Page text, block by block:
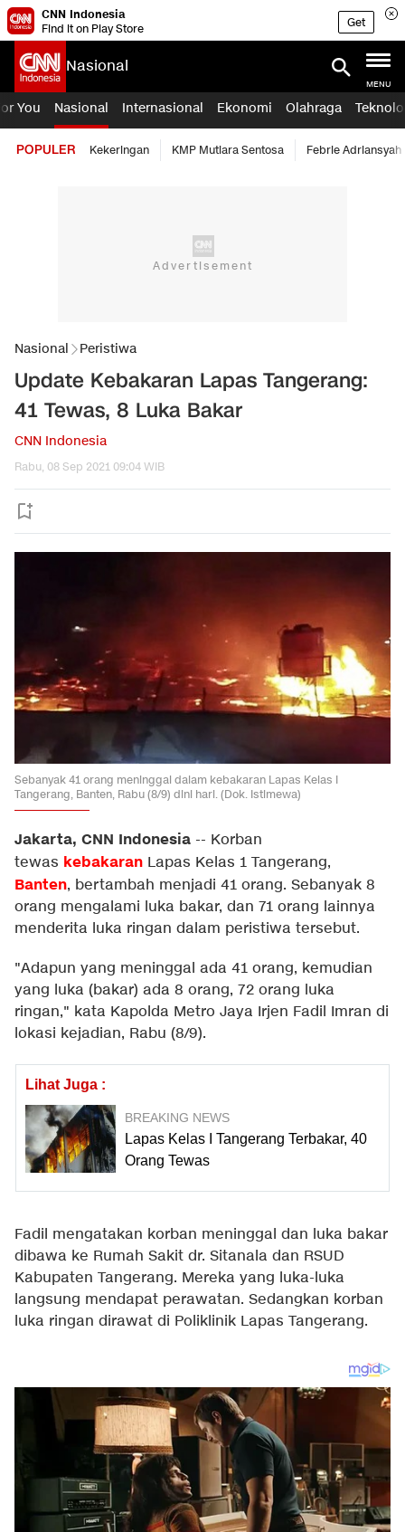
CNN Indonesia
Find it on Play Store
Get
Nasional
MENU
You Nasional Internasional Ekonomi Olahraga
POPULER Kekeringan KMP Mutiara Sentosa Febrie Adriansyah
Nasional Peristiwa
Update Kebakaran Lapas Tangerang:
41 Tewas, 8 Luka Bakar
CNN Indonesia
Rabu, 08 Sep 2021 09:04 WIB
Sebanyak 41 orang meninggal dalam kebakaran Lapas Kelas I
Tangerang, Banten, Rabu (8/9) dini hari. (Dok. Istimewa)
Jakarta, CNN Indonesia -- Korban
tewas kebakaran Lapas Kelas 1 Tangerang,
Banten, bertambah menjadi 41 orang. Sebanyak 8
orang mengalami luka bakar, dan 71 orang lainnya
menderita luka ringan dalam peristiwa tersebut.
"Adapun yang meninggal ada 41 orang, kemudian
yang luka (bakar) ada 8 orang, 72 orang luka
ringan," kata Kapolda Metro Jaya Irjen Fadil Imran di
lokasi kejadian, Rabu (8/9).
Lihat Juga :
BREAKING NEWS
Lapas Kelas I Tangerang Terbakar, 40
Orang Tewas
Fadil mengatakan korban meninggal dan luka bakar
dibawa ke Rumah Sakit dr. Sitanala dan RSUD
Kabupaten Tangerang. Mereka yang luka-luka
langsung mendapat perawatan. Sedangkan korban
luka ringan dirawat di Poliklinik Lapas Tangerang.